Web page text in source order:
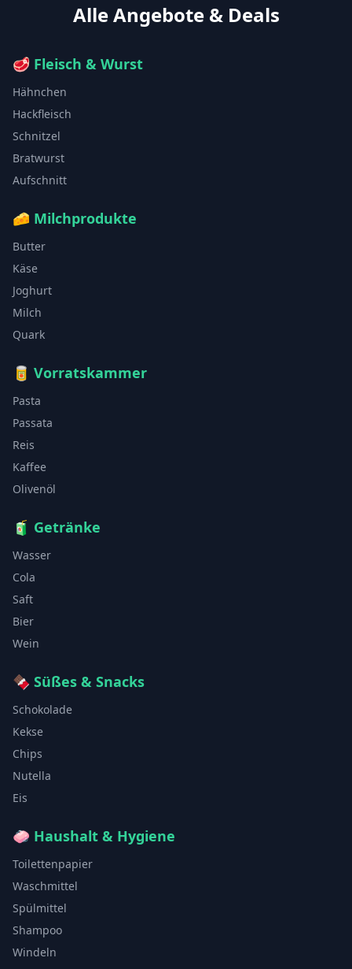
Alle Angebote & Deals
🥩 Fleisch & Wurst
Hähnchen
Hackfleisch
Schnitzel
Bratwurst
Aufschnitt
🧀 Milchprodukte
Butter
Käse
Joghurt
Milch
Quark
🥫 Vorratskammer
Pasta
Passata
Reis
Kaffee
Olivenöl
🧃 Getränke
Wasser
Cola
Saft
Bier
Wein
🍫 Süßes & Snacks
Schokolade
Kekse
Chips
Nutella
Eis
🧼 Haushalt & Hygiene
Toilettenpapier
Waschmittel
Spülmittel
Shampoo
Windeln